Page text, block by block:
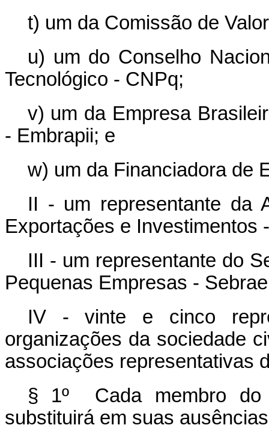
t) um da Comissão de
u) um do Conselho
Tecnológico - CNPq;
v) um da Empresa
- Embrapii; e
w) um da Financiadora de
II - um representante da
Exportações e Investimentos
III - um representante do
Pequenas Empresas -
IV - vinte e cinco
organizações da sociedade
associações representativas
§ 1º Cada membro do
substituirá em suas